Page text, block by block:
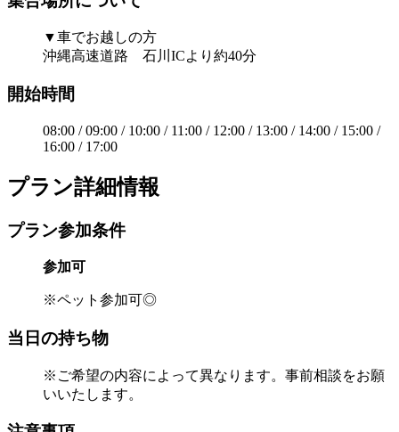
▼車でお越しの方
沖縄高速道路 石川ICより約40分
開始時間
08:00 / 09:00 / 10:00 / 11:00 / 12:00 / 13:00 / 14:00 / 15:00 /
16:00 / 17:00
プラン詳細情報
プラン参加条件
参加可
※ペット参加可◎
当日の持ち物
※ご希望の内容によって異なります。事前相談をお願
いいたします。